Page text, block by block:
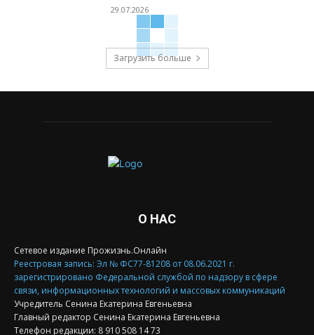
29.07.2026
Загрузить больше
О НАС
Сетевое издание Прожизнь.Онлайн
Реестровая запись: Эл № ФС77-81208 от 08.06.2021 г.
зарегистрировано Федеральной службой по надзору в сфере
связи, информационных технологий и массовых коммуникаций
Учредитель Сенина Екатерина Евгеньевна
Главный редактор Сенина Екатерина Евгеньевна
Телефон редакции: 8 910 508 14 73